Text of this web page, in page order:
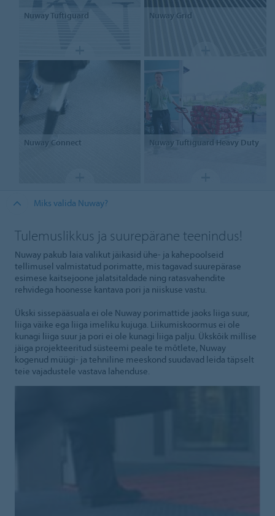
Nuway Tuftiguard Nuway Grid
Nuway Connect Nuway Tuftiguard Heavy Duty
Miks valida Nuway?
Tulemuslikkus ja suurepärane teenindus!
Nuway pakub laia valikut jäikasid ühe- ja kahepoolseid
tellimusel valmistatud porimatte, mis tagavad suurepärase
esimese kaitsejoone jalatsitaldade ning ratasvahendite
rehvidega hoonesse kantava pori ja niiskuse vastu.
Ükski sissepääsuala ei ole Nuway porimattide jaoks liiga suur,
liiga väike ega liiga imeliku kujuga. Liikumiskoormus ei ole
kunagi liiga suur ja pori ei ole kunagi liiga palju. Ükskõik millise
jäiga projekteeritud süsteemi peale te mõtlete, Nuway
kogenud müügi- ja tehniline meeskond suudavad leida täpselt
teie vajadustele vastava lahenduse.